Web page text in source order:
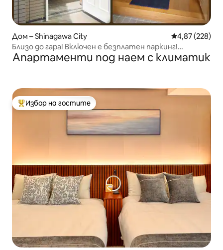
Дом – Shinagawa City Средна
4,87 (228)
Близо до гара! Включен е безплатен паркинг!
Подходящо за домашни любимци!
Апартаменти под наем с климатик
Най-популярен избор на гостите
Избор на гостите